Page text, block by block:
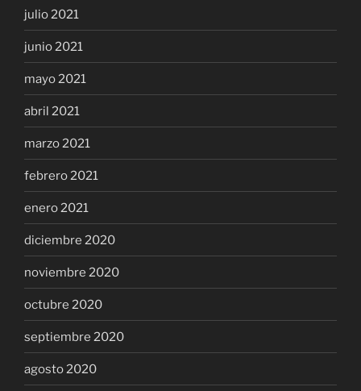
julio 2021
junio 2021
mayo 2021
abril 2021
marzo 2021
febrero 2021
enero 2021
diciembre 2020
noviembre 2020
octubre 2020
septiembre 2020
agosto 2020